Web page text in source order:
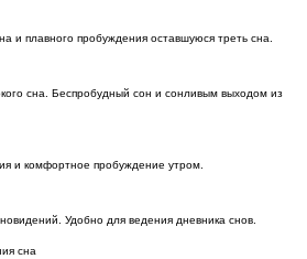
и плавного пробуждения оставшуюся треть сна.
сна. Беспробудный сон и сонливым выходом из
и комфортное пробуждение утром.
Удобно для ведения дневника снов.
сна